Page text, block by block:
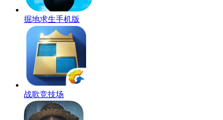
掘地求生手机版
战歌竞技场